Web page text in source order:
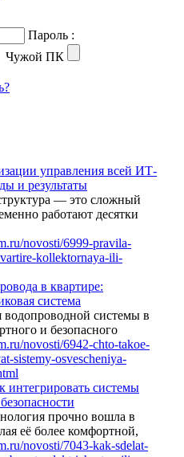
Пароль :
Чужой ПК
управления всей ИТ-
и результаты
— это сложный
работают десятки
в квартире:
система
водопроводной системы в
и безопасного
интегрировать системы
прочно вошла в
её более комфортной,